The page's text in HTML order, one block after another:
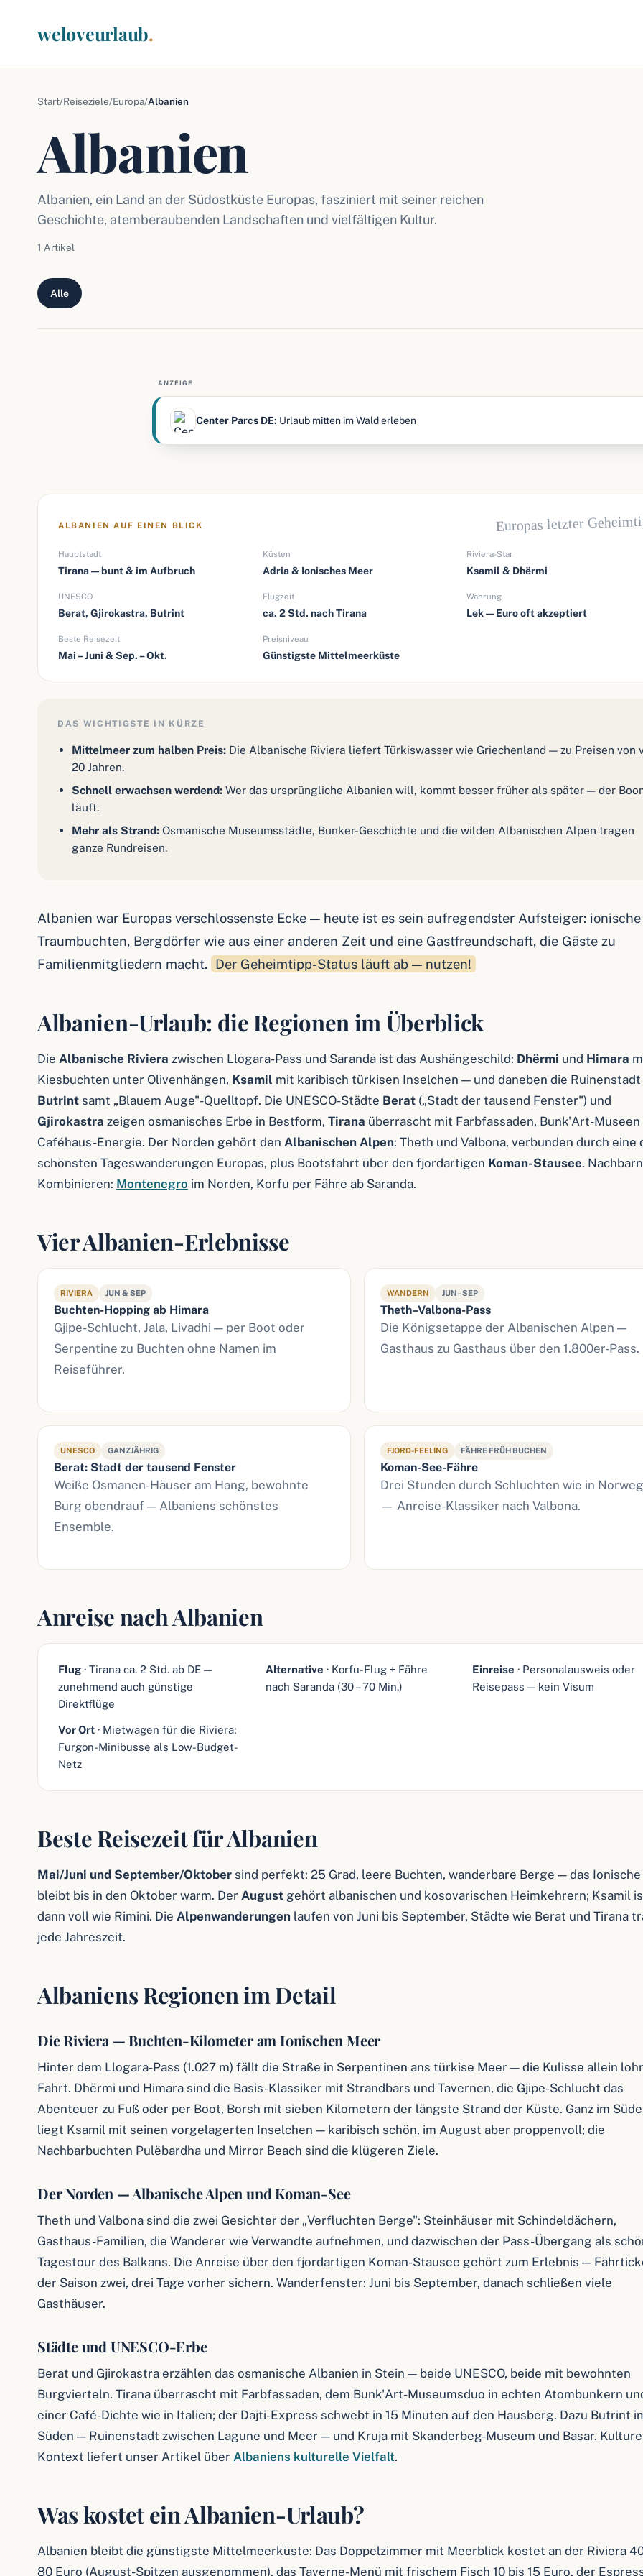
weloveurlaub.
Start/Reiseziele/Europa/Albanien
Albanien
Albanien, ein Land an der Südostküste Europas, fasziniert mit seiner reichen
Geschichte, atemberaubenden Landschaften und vielfältigen Kultur.
1 Artikel
Alle
ANZEIGE
Center Parcs DE: Urlaub mitten im Wald erleben
ALBANIEN AUF EINEN BLICK Europas letzter
Hauptstadt
Tirana — bunt & im Aufbruch
Küsten
Adria & Ionisches Meer
Riviera-Star
Ksamil & Dhërmi
UNESCO
Berat, Gjirokastra, Butrint
Flugzeit
ca. 2 Std. nach Tirana
Währung
Lek — Euro oft akzeptiert
Beste Reisezeit
Mai – Juni & Sep. – Okt.
Preisniveau
Günstigste Mittelmeerküste
DAS WICHTIGSTE IN KÜRZE
Mittelmeer zum halben Preis: Die Albanische Riviera liefert Türkiswasser wie Griechenland — zu Preisen von
20 Jahren.
Schnell erwachsen werdend: Wer das ursprüngliche Albanien will, kommt besser früher als später — der
läuft.
Mehr als Strand: Osmanische Museumsstädte, Bunker-Geschichte und die wilden Albanischen Alpen tragen
ganze Rundreisen.
Albanien war Europas verschlossenste Ecke — heute ist es sein aufregendster Aufsteiger: ionische
Traumbuchten, Bergdörfer wie aus einer anderen Zeit und eine Gastfreundschaft, die Gäste zu
Familienmitgliedern macht. Der Geheimtipp-Status läuft ab — nutzen!
Albanien-Urlaub: die Regionen im Überblick
Die Albanische Riviera zwischen Llogara-Pass und Saranda ist das Aushängeschild: Dhërmi und Himara
Kiesbuchten unter Olivenhängen, Ksamil mit karibisch türkisen Inselchen — und daneben die Ruinenstadt
Butrint samt „Blauem Auge"-Quelltopf. Die UNESCO-Städte Berat („Stadt der tausend Fenster") und
Gjirokastra zeigen osmanisches Erbe in Bestform, Tirana überrascht mit Farbfassaden, Bunk'Art-Museen
Caféhaus-Energie. Der Norden gehört den Albanischen Alpen: Theth und Valbona, verbunden durch eine
schönsten Tageswanderungen Europas, plus Bootsfahrt über den fjordartigen Koman-Stausee.
Kombinieren: Montenegro im Norden, Korfu per Fähre ab Saranda.
Vier Albanien-Erlebnisse
RIVIERA JUN & SEP
Buchten-Hopping ab Himara
Gjipe-Schlucht, Jala, Livadhi — per Boot oder
Serpentine zu Buchten ohne Namen im
Reiseführer.
WANDERN JUN–SEP
Theth–Valbona-Pass
Die Königsetappe der Albanischen Alpen —
Gasthaus zu Gasthaus über den 1.800er-Pass.
UNESCO GANZJÄHRIG
Berat: Stadt der tausend Fenster
Weiße Osmanen-Häuser am Hang, bewohnte
Burg obendrauf — Albaniens schönstes
Ensemble.
FJORD-FEELING FÄHRE FRÜH BUCHEN
Koman-See-Fähre
Drei Stunden durch Schluchten wie in
— Anreise-Klassiker nach Valbona.
Anreise nach Albanien
Flug · Tirana ca. 2 Std. ab DE —
zunehmend auch günstige
Direktflüge
Alternative · Korfu-Flug + Fähre
nach Saranda (30 – 70 Min.)
Einreise · Personalausweis oder
Reisepass — kein Visum
Vor Ort · Mietwagen für die Riviera;
Furgon-Minibusse als Low-Budget-
Netz
Beste Reisezeit für Albanien
Mai/Juni und September/Oktober sind perfekt: 25 Grad, leere Buchten, wanderbare Berge — das
bleibt bis in den Oktober warm. Der August gehört albanischen und kosovarischen Heimkehrern; Ksamil
dann voll wie Rimini. Die Alpenwanderungen laufen von Juni bis September, Städte wie Berat und Tirana
jede Jahreszeit.
Albaniens Regionen im Detail
Die Riviera — Buchten-Kilometer am Ionischen Meer
Hinter dem Llogara-Pass (1.027 m) fällt die Straße in Serpentinen ans türkise Meer — die Kulisse allein
Fahrt. Dhërmi und Himara sind die Basis-Klassiker mit Strandbars und Tavernen, die Gjipe-Schlucht das
Abenteuer zu Fuß oder per Boot, Borsh mit sieben Kilometern der längste Strand der Küste. Ganz im
liegt Ksamil mit seinen vorgelagerten Inselchen — karibisch schön, im August aber proppenvoll; die
Nachbarbuchten Pulëbardha und Mirror Beach sind die klügeren Ziele.
Der Norden — Albanische Alpen und Koman-See
Theth und Valbona sind die zwei Gesichter der „Verfluchten Berge": Steinhäuser mit Schindeldächern,
Gasthaus-Familien, die Wanderer wie Verwandte aufnehmen, und dazwischen der Pass-Übergang als
Tagestour des Balkans. Die Anreise über den fjordartigen Koman-Stausee gehört zum Erlebnis —
der Saison zwei, drei Tage vorher sichern. Wanderfenster: Juni bis September, danach schließen viele
Gasthäuser.
Städte und UNESCO-Erbe
Berat und Gjirokastra erzählen das osmanische Albanien in Stein — beide UNESCO, beide mit bewohnten
Burgvierteln. Tirana überrascht mit Farbfassaden, dem Bunk'Art-Museumsduo in echten Atombunkern
einer Café-Dichte wie in Italien; der Dajti-Express schwebt in 15 Minuten auf den Hausberg. Dazu Butrint
Süden — Ruinenstadt zwischen Lagune und Meer — und Kruja mit Skanderbeg-Museum und Basar.
Kontext liefert unser Artikel über Albaniens kulturelle Vielfalt.
Was kostet ein Albanien-Urlaub?
Albanien bleibt die günstigste Mittelmeerküste: Das Doppelzimmer mit Meerblick kostet an der Riviera
80 Euro (August-Spitzen ausgenommen), das Taverne-Menü mit frischem Fisch 10 bis 15 Euro, der